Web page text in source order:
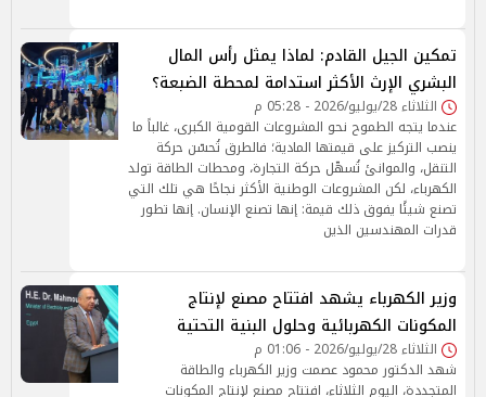
تمكين الجيل القادم: لماذا يمثل رأس المال
البشري الإرث الأكثر استدامة لمحطة الضبعة؟
الثلاثاء 28/يوليو/2026 - 05:28 م
عندما يتجه الطموح نحو المشروعات القومية الكبرى، غالباً ما
ينصب التركيز على قيمتها المادية؛ فالطرق تُحسّن حركة
التنقل، والموانئ تُسهّل حركة التجارة، ومحطات الطاقة تولد
الكهرباء، لكن المشروعات الوطنية الأكثر نجاحًا هي تلك التي
تصنع شيئًا يفوق ذلك قيمة: إنها تصنع الإنسان. إنها تطور
قدرات المهندسين الذين
وزير الكهرباء يشهد افتتاح مصنع لإنتاج
المكونات الكهربائية وحلول البنية التحتية
الثلاثاء 28/يوليو/2026 - 01:06 م
شهد الدكتور محمود عصمت وزير الكهرباء والطاقة
المتجددة، اليوم الثلاثاء، افتتاح مصنع لإنتاج المكونات